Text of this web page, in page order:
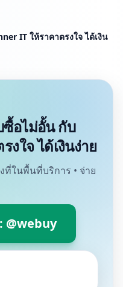
IT ให้ราคาตรงใจ ได้เงิน
ซื้อไม่อั้น กับ
งใจ ได้เงินง่าย
ที่ในพื้นที่บริการ • จ่าย
@webuy